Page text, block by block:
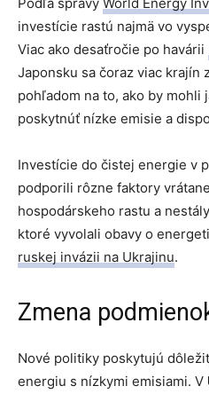
investície rastú najmä vo
Viac ako desaťročie po havárii
Japonsku sa čoraz viac krajín
pohľadom na to, ako by mohli
poskytnúť nízke emisie a
Investície do čistej energie v
podporili rôzne faktory
hospodárskeho rastu a
ktoré vyvolali obavy o
ruskej invázii na Ukrajinu.
Zmena
Nové politiky poskytujú
energiu s nízkymi emisiami. V